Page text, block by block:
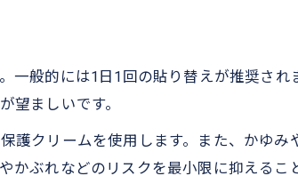
一般的には1日1回の貼り替えが推奨され
望ましいです。
護クリームを使用します。また、かゆみ
ぶれなどのリスクを最小限に抑えるこ